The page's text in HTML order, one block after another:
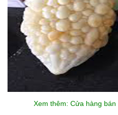
Xem thêm: Cửa hàng bán